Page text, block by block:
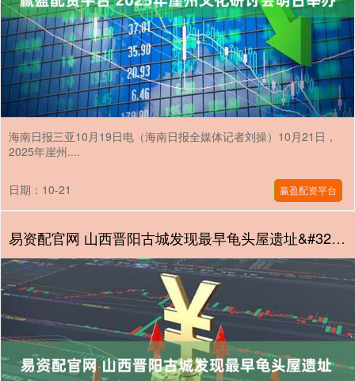
海南日报三亚10月19日电（海南日报全媒体记者刘操）10月21日，
2025年崖州....
日期：10-21 赢盈配资平台
易资配官网 山西晋阳古城发现最早龟头屋遗址&#32;初步判断为厨房